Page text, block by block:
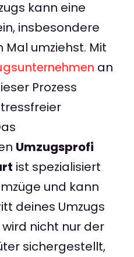
kann eine
insbesondere
umziehst. Mit
an
Prozess
Umzugsprofi
ist spezialisiert
und kann
deines Umzugs
nicht nur der
sichergestellt,